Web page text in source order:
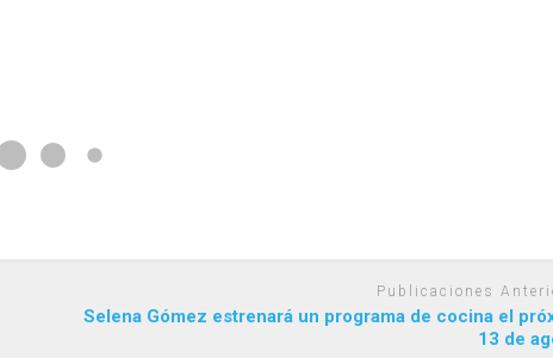
Publicaciones
Selena Gómez estrenará un programa de cocina el
13 de